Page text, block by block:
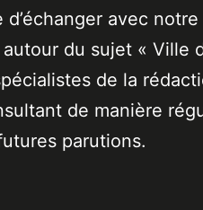
avec notre
du sujet « Ville
de la
de manière
parutions.